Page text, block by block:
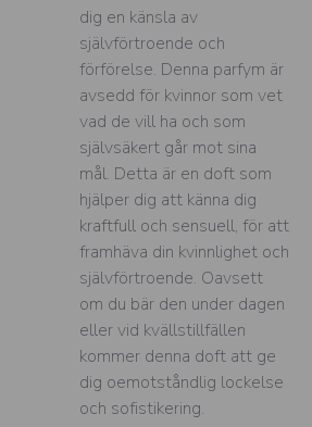
dig en känsla av
självförtroende och
förförelse. Denna parfym är
avsedd för kvinnor som vet
vad de vill ha och som
självsäkert går mot sina
mål. Detta är en doft som
hjälper dig att känna dig
kraftfull och sensuell, för att
framhäva din kvinnlighet och
självförtroende. Oavsett
om du bär den under dagen
eller vid kvällstillfällen
kommer denna doft att ge
dig oemotståndlig lockelse
och sofistikering.